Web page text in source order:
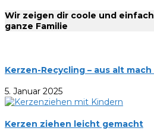
Wir zeigen dir coole und
ganze Familie
Kerzen-Recycling – aus alt
5. Januar 2025
Kerzen ziehen leicht gemacht